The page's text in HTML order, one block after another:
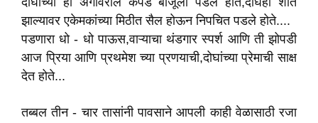
झाल्यावर एकेमकांच्या मिठीत सैल होऊन निपचित पडले होते....
पडणारा धो - धो पाऊस,वाऱ्याचा थंडगार स्पर्श आणि ती झोपडी
आज प्रिया आणि प्रथमेश च्या प्रणयाची,दोघांच्या प्रेमाची साक्ष
देत होते...
तब्बल तीन - चार तासांनी पावसाने आपली काही वेळासाठी रजा